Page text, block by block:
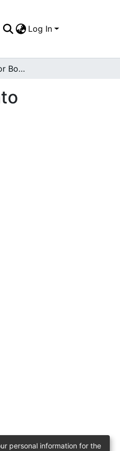
Log In
Guido Torres jugador Boca Juniors. Se aprecia en calentamiento
personal information for the